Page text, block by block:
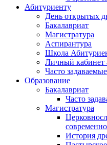
Абитуриенту
День открытых
Бакалавриат
Магистратура
Аспирантура
Школа
Личный кабинет
Часто
Образование
Бакалавриат
Часто
Магистратура
История